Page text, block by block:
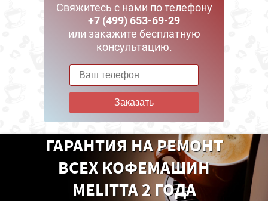
Свяжитесь с нами по телефону
+7 (499) 653-69-29
или закажите бесплатную
консультацию.
Заказать
ГАРАНТИЯ НА РЕМОНТ
ВСЕХ КОФЕМАШИН
MELITTA 2 ГОДА